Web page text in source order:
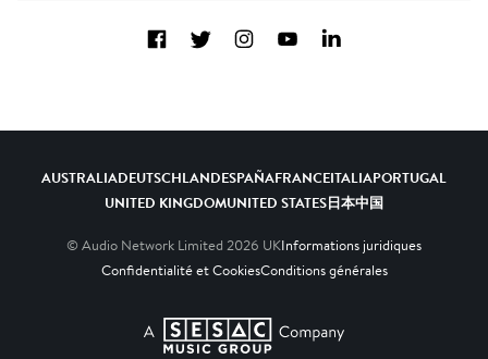
FacebookTwitterInstagramYouTubeLinkedIn
AUSTRALIADEUTSCHLANDESPAÑAFRANCEITALIAPORTUGAL
UNITED KINGDOMUNITED STATES日本中国
© Audio Network Limited 2026 UKInformations juridiques
Confidentialité et CookiesConditions générales
A SESAC Company